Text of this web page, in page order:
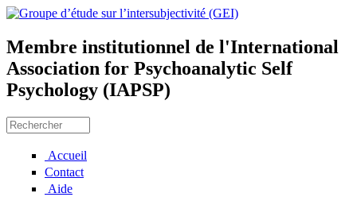
Aller au contenu principal
Groupe d’étude sur
l’intersubjectivité (GEI)
Membre institutionnel de l'International
Association for Psychoanalytic Self
Psychology (IAPSP)
Rechercher
Accueil
Contact
Aide